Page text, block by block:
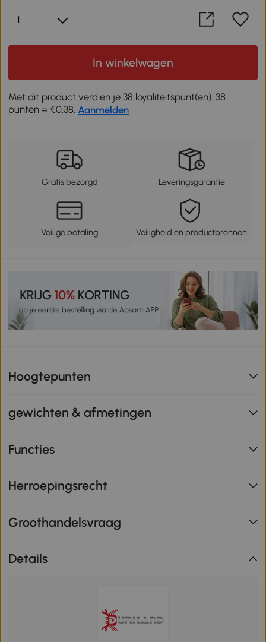
In winkelwagen
Met dit product verdien je 38 loyaliteitspunt(en). 38
punten = €0,38, Aanmelden
Gratis bezorgd Leveringsgarantie
Veilige betaling Veiligheid en productbronnen
Hoogtepunten
gewichten & afmetingen
Functies
Herroepingsrecht
Groothandelsvraag
Details